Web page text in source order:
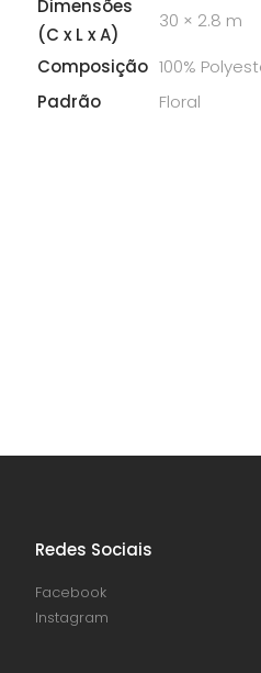
Dimensões
(C x L x A)
30 × 2.8 m
Composição 100%
Padrão
Floral
Redes Sociais
Facebook
Instagram